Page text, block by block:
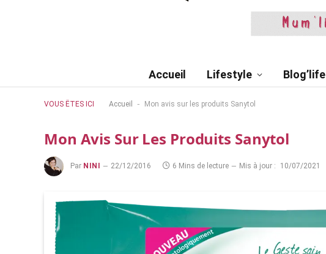
Accueil Lifestyle Blog’life
VOUS ÊTES ICI Accueil - Mon avis sur les produits Sanytol
Mon Avis Sur Les Produits Sanytol
Par NINI 22/12/2016 6 Mins de lecture Mis à jour : 10/07/2021